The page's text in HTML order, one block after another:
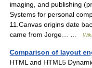
imaging, and publishing
Systems for personal
11.Canvas origins date
came from Jorge… …
Comparison of layout
HTML and HTML5